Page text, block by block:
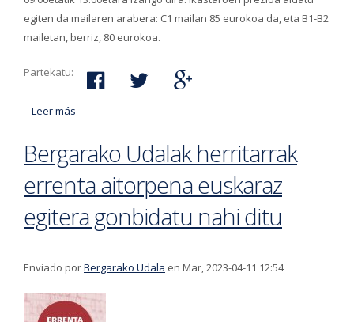
egiten da mailaren arabera: C1 mailan 85 eurokoa da, eta B1-B2
mailetan, berriz, 80 eurokoa.
Partekatu:
Leer más
Bergarako Udalak herritarrak
errenta aitorpena euskaraz
egitera gonbidatu nahi ditu
Enviado porBergarako Udala en Mar, 2023-04-11 12:54